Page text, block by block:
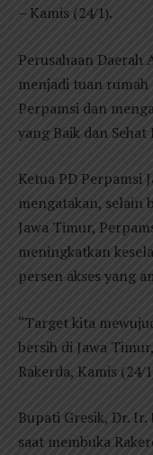
– Kamis (24/1).
Perusahaan
menjadi tuan rumah
Perpamsi dan
yang Baik dan Sehat
Ketua PD Perpamsi
mengatakan, selain
Jawa Timur,
meningkatkan
persen akses yang
“Target kita
bersih di Jawa
Rakerda, Kamis (24/
Bupati Gresik, Dr. Ir.
saat membuka